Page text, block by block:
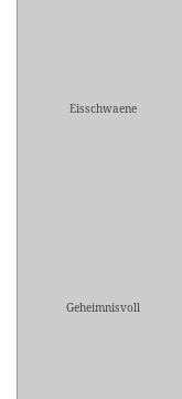
Eisschwaene
Geheimnisvoll